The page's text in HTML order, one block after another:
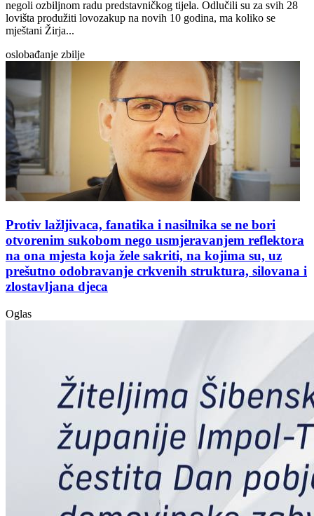
negoli ozbiljnom radu predstavničkog tijela. Odlučili su za svih 28
lovišta produžiti lovozakup na novih 10 godina, ma koliko se
mještani Žirja...
oslobađanje zbilje
Protiv lažljivaca, fanatika i nasilnika se ne bori
otvorenim sukobom nego usmjeravanjem reflektora
na ona mjesta koja žele sakriti, na kojima su, uz
prešutno odobravanje crkvenih struktura, silovana i
zlostavljana djeca
Oglas